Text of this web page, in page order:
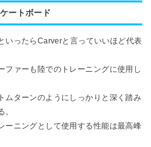
ートボード
いったらCarverと言っていいほど代表
ファーも陸でのトレーニングに使用し
ムターンのようにしっかりと深く踏み
。
ーニングとして使用する性能は最高峰